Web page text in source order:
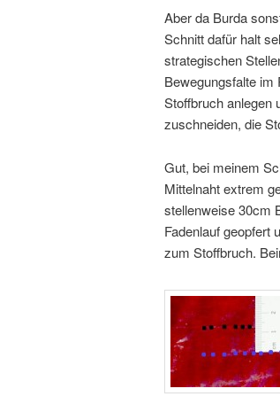
Aber da Burda
Schnitt dafür halt
strategischen
Bewegungsfalte
Stoffbruch anlegen
zuschneiden, die
Gut, bei meinem
Mittelnaht extrem
stellenweise 30cm
Fadenlauf geopfert
zum Stoffbruch.